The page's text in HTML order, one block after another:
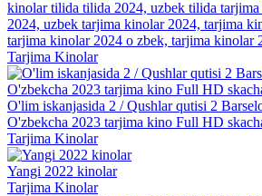
kinolar tilida tilida 2024, uzbek tilida
2024, uzbek tarjima kinolar 2024, tarjima
tarjima kinolar 2024 o zbek, tarjima kinolar
Tarjima Kinolar
O'lim iskanjasida 2 / Qushlar qutisi 2
O'zbekcha 2023 tarjima kino Full HD
Tarjima Kinolar
Yangi 2022 kinolar
Tarjima Kinolar